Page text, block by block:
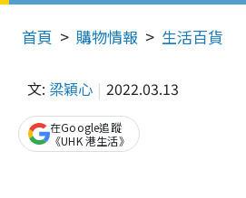
首頁 購物情報 生活百貨
文: 梁穎心 2022.03.13
在Google追蹤
《UHK 港生活》